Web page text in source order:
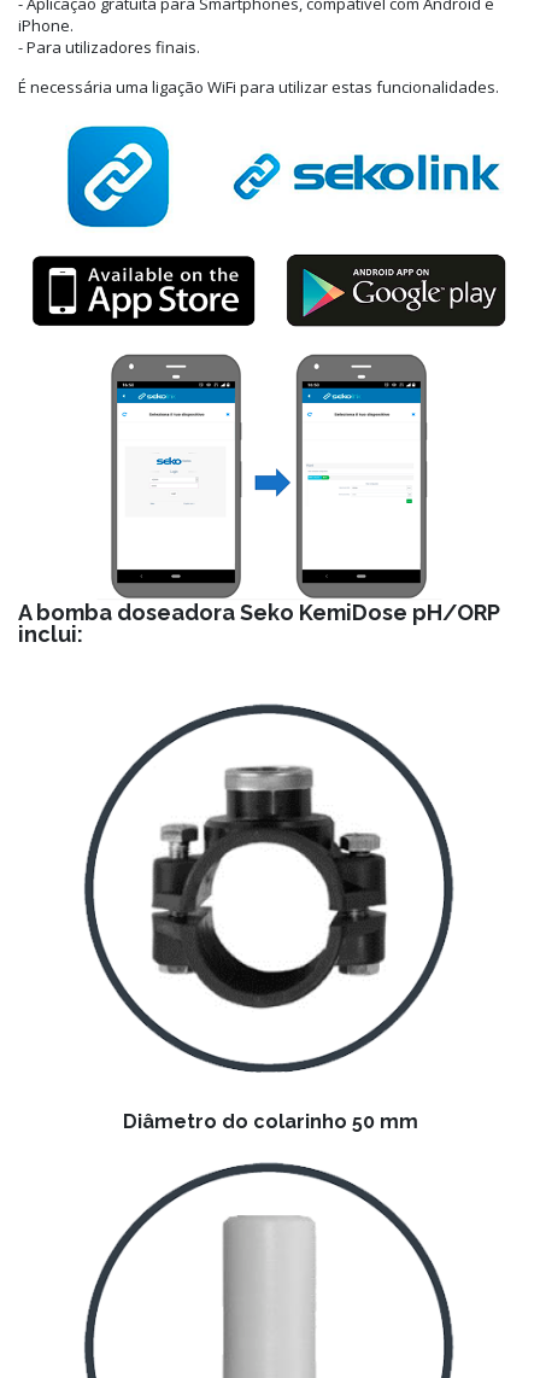
iPhone.
- Para utilizadores finais.
É necessária uma ligação WiFi para utilizar estas funcionalidades.
A bomba doseadora Seko KemiDose pH/ORP
inclui:
Diâmetro do colarinho 50 mm